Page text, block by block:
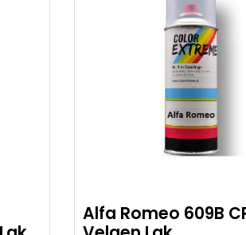
Alfa Romeo 609B